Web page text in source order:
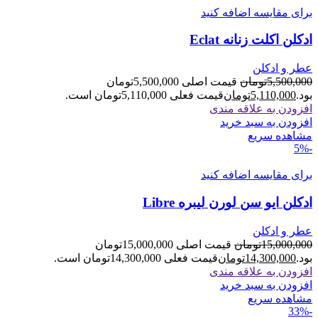
برای مقایسه اضافه کنید
ادکلن اکلت زنانه Eclat
عطر و ادکلن
5,500,000تومان
قیمت اصلی 5,500,000تومان
بود.5,110,000تومانقیمت فعلی 5,110,000تومان است.
افزودن به علاقه مندی
افزودن به سبد خرید
مشاهده سریع
-5%
برای مقایسه اضافه کنید
ادکلن ایو سن لورن لیبره Libre
عطر و ادکلن
15,000,000تومان
قیمت اصلی 15,000,000تومان
بود.14,300,000تومانقیمت فعلی 14,300,000تومان است.
افزودن به علاقه مندی
افزودن به سبد خرید
مشاهده سریع
-33%